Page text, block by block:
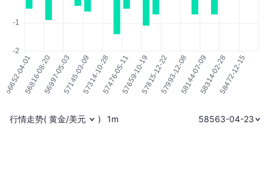
行情走势( 黄金/美元 ) 1m 58563-04-23